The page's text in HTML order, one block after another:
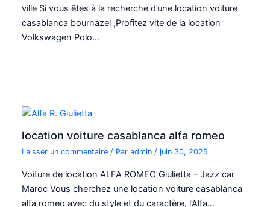
ville Si vous êtes à la recherche d’une location voiture
casablanca bournazel ,Profitez vite de la location
Volkswagen Polo…
location voiture casablanca alfa romeo
Laisser un commentaire / Paradmin /juin 30, 2025
Voiture de location ALFA ROMEO Giulietta – Jazz car
Maroc Vous cherchez une location voiture casablanca
alfa romeo avec du style et du caractère, l’Alfa…